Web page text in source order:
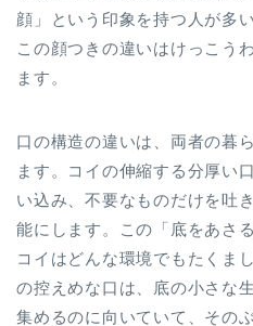
顔」という印象を持つ人が多
この顔つきの違いはけっこう
ます。
口の構造の違いは、両者の暮
ます。コイの伸縮する分厚い
い込み、不要なものだけを吐
能にします。この「底をあさ
コイはどんな環境でもたくま
の控えめな口は、底の小さな
集めるのに向いていて、その